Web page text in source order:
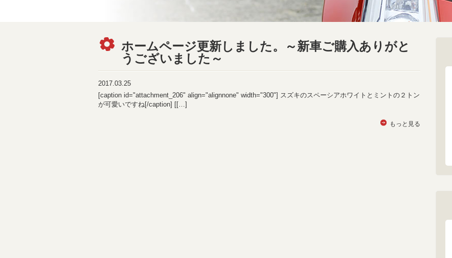
ホームページ更新しました。～新車ご購入ありがと
うございました～
2017.03.25
[caption id="attachment_206" align="alignnone" width="300"] スズキのスペーシアホワイトとミントの２トン
が可愛いですね[/caption] [[…]
もっと見る